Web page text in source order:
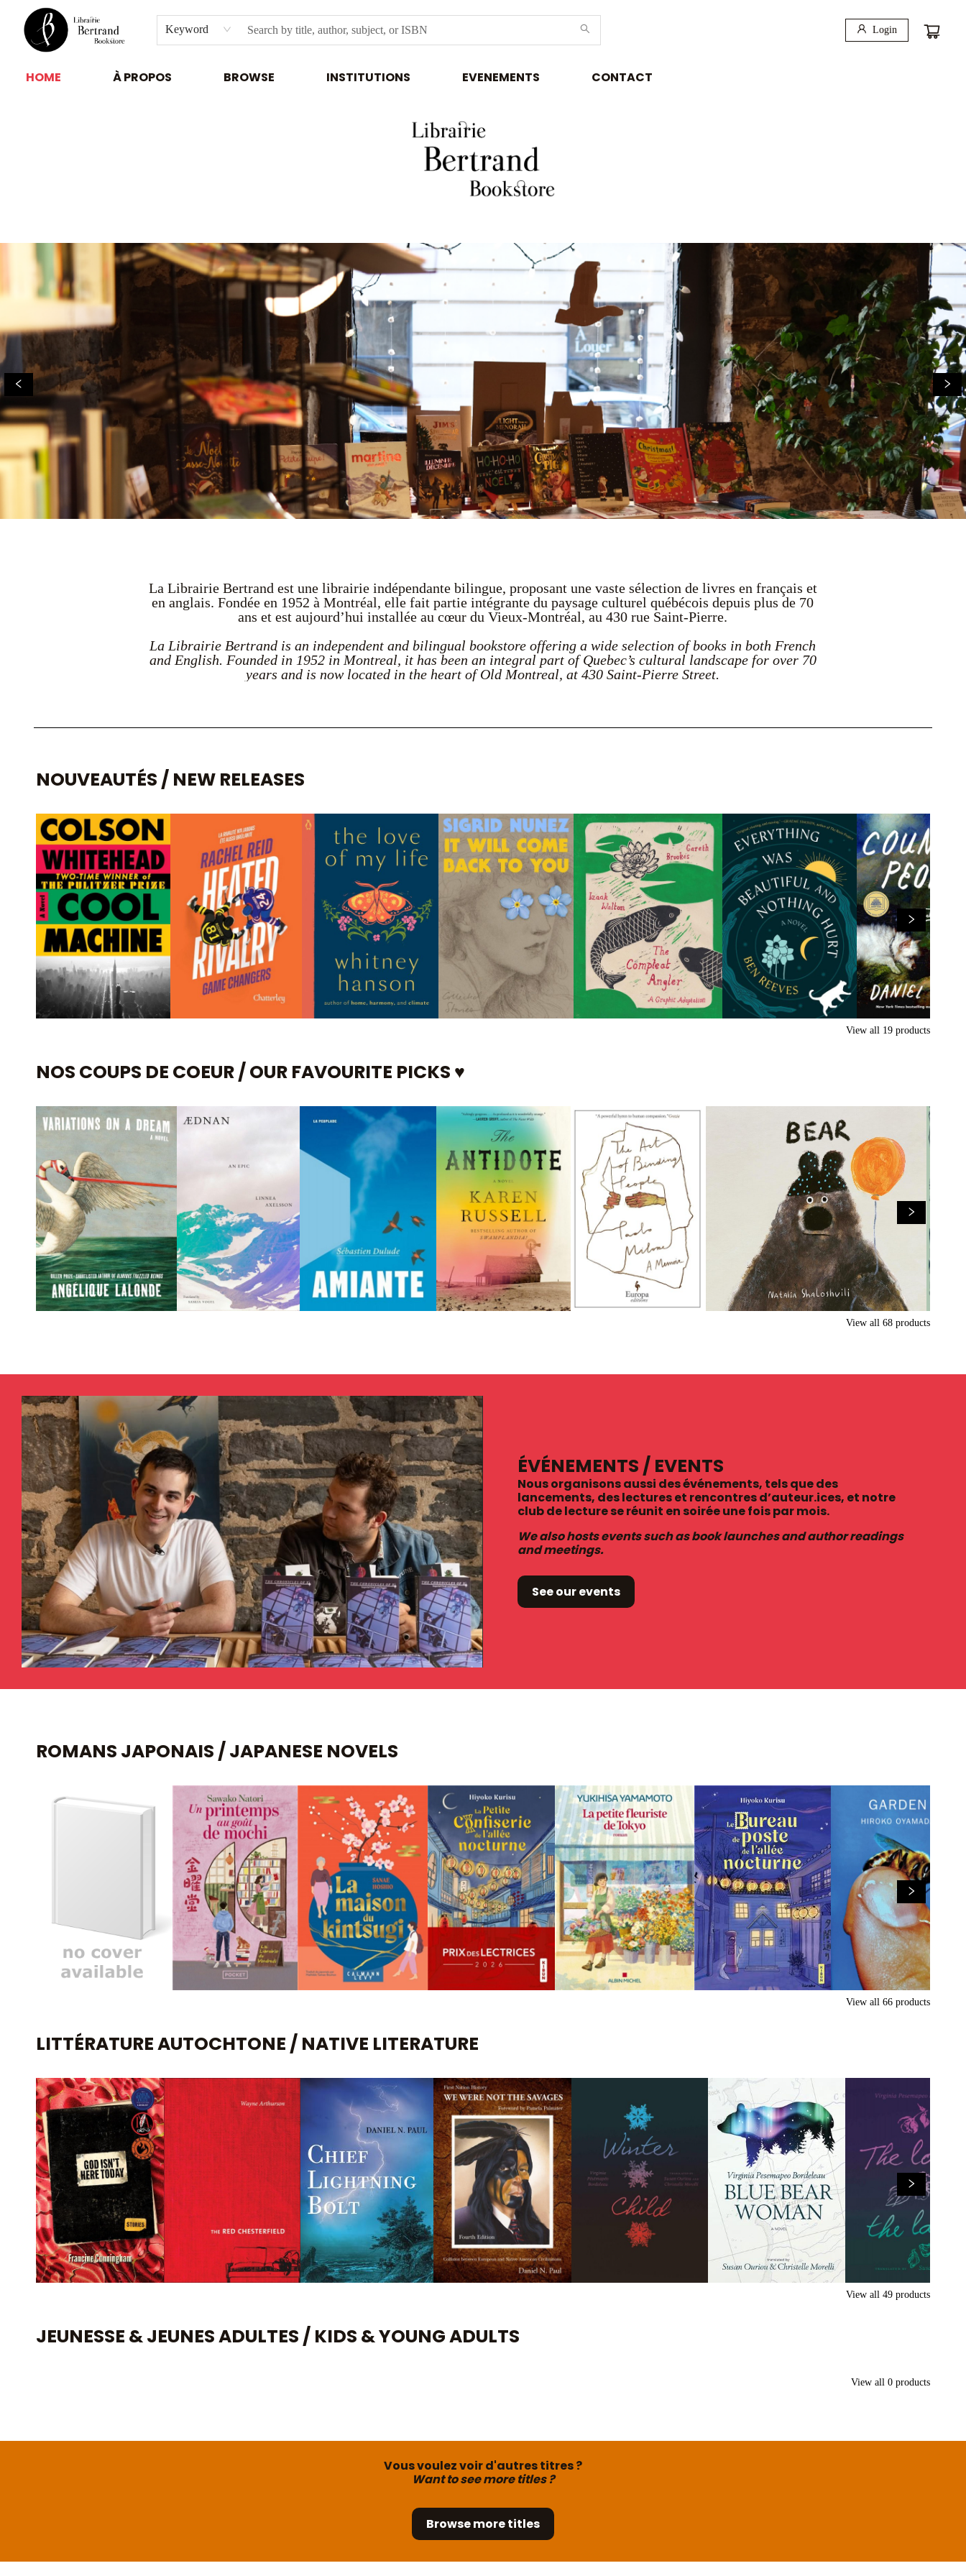
Keyword Login
HOME À PROPOS BROWSE INSTITUTIONS EVENEMENTS CONTACT
La Librairie Bertrand est une librairie indépendante bilingue, proposant une vaste sélection de livres en français et
en anglais. Fondée en 1952 à Montréal, elle fait partie intégrante du paysage culturel québécois depuis plus de 70
ans et est aujourd’hui installée au cœur du Vieux-Montréal, au 430 rue Saint-Pierre.
La Librairie Bertrand is an independent and bilingual bookstore offering a wide selection of books in both French
and English. Founded in 1952 in Montreal, it has been an integral part of Quebec’s cultural landscape for over 70
years and is now located in the heart of Old Montreal, at 430 Saint-Pierre Street.
NOUVEAUTÉS / NEW RELEASES
View all 19 products
NOS COUPS DE COEUR / OUR FAVOURITE PICKS ♥
View all 68 products
ÉVÉNEMENTS / EVENTS
Nous organisons aussi des événements, tels que des
lancements, des lectures et rencontres d’auteur.ices, et notre
club de lecture se réunit en soirée une fois par mois.
We also hosts events such as book launches and author readings
and meetings.
See our events
ROMANS JAPONAIS / JAPANESE NOVELS
View all 66 products
LITTÉRATURE AUTOCHTONE / NATIVE LITERATURE
View all 49 products
JEUNESSE & JEUNES ADULTES / KIDS & YOUNG ADULTS
View all 0 products
Vous voulez voir d'autres titres ?
Want to see more titles ?
Browse more titles